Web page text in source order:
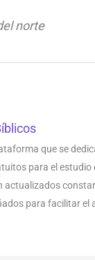
norte
que se
para el estudio
actualizados
para facilitar el